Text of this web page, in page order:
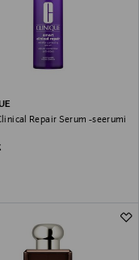
Repair Serum -seerumi